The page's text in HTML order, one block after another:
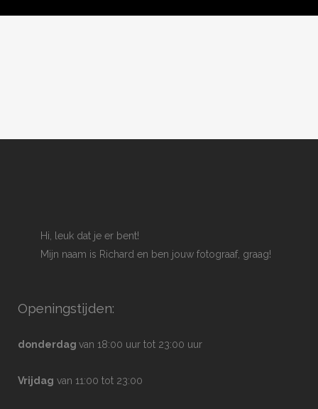
Hi, leuk dat je er bent!
Mijn naam is Richard en ben jouw fotograaf, graag!
Openingstijden:
donderdag van 18:00 uur tot 23:00 uur
Vrijdag van 11:00 tot 23:00